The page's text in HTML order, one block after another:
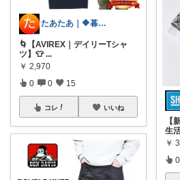
たあたあ｜🔶暮らしのおすすめ🔶
🌀【AVIREX｜デイリーTシャ
ツ】👕...
￥ 2,970
0 0 15
コレ いいね
【
生
￥
0